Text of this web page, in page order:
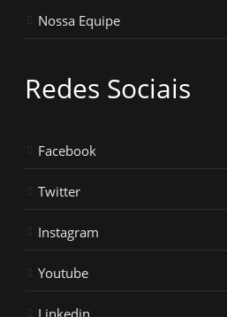
Nossa Equipe
Redes Sociais
Facebook
Twitter
Instagram
Youtube